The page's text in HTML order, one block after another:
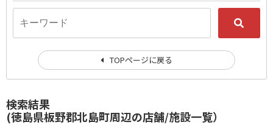
検索結果
(徳島県板野郡北島町周辺の店舗/施設一覧）
TOPページに戻る